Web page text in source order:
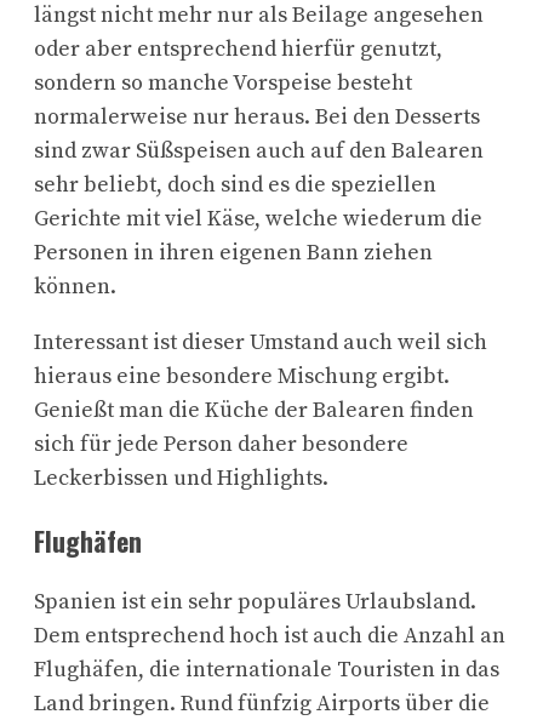
längst nicht mehr nur als Beilage angesehen
oder aber entsprechend hierfür genutzt,
sondern so manche Vorspeise besteht
normalerweise nur heraus. Bei den Desserts
sind zwar Süßspeisen auch auf den Balearen
sehr beliebt, doch sind es die speziellen
Gerichte mit viel Käse, welche wiederum die
Personen in ihren eigenen Bann ziehen
können.
Interessant ist dieser Umstand auch weil sich
hieraus eine besondere Mischung ergibt.
Genießt man die Küche der Balearen finden
sich für jede Person daher besondere
Leckerbissen und Highlights.
Flughäfen
Spanien ist ein sehr populäres Urlaubsland.
Dem entsprechend hoch ist auch die Anzahl an
Flughäfen, die internationale Touristen in das
Land bringen. Rund fünfzig Airports über die